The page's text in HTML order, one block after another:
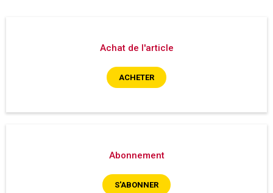
Achat de l'article
ACHETER
Abonnement
S'ABONNER